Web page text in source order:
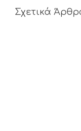
Σχετικά